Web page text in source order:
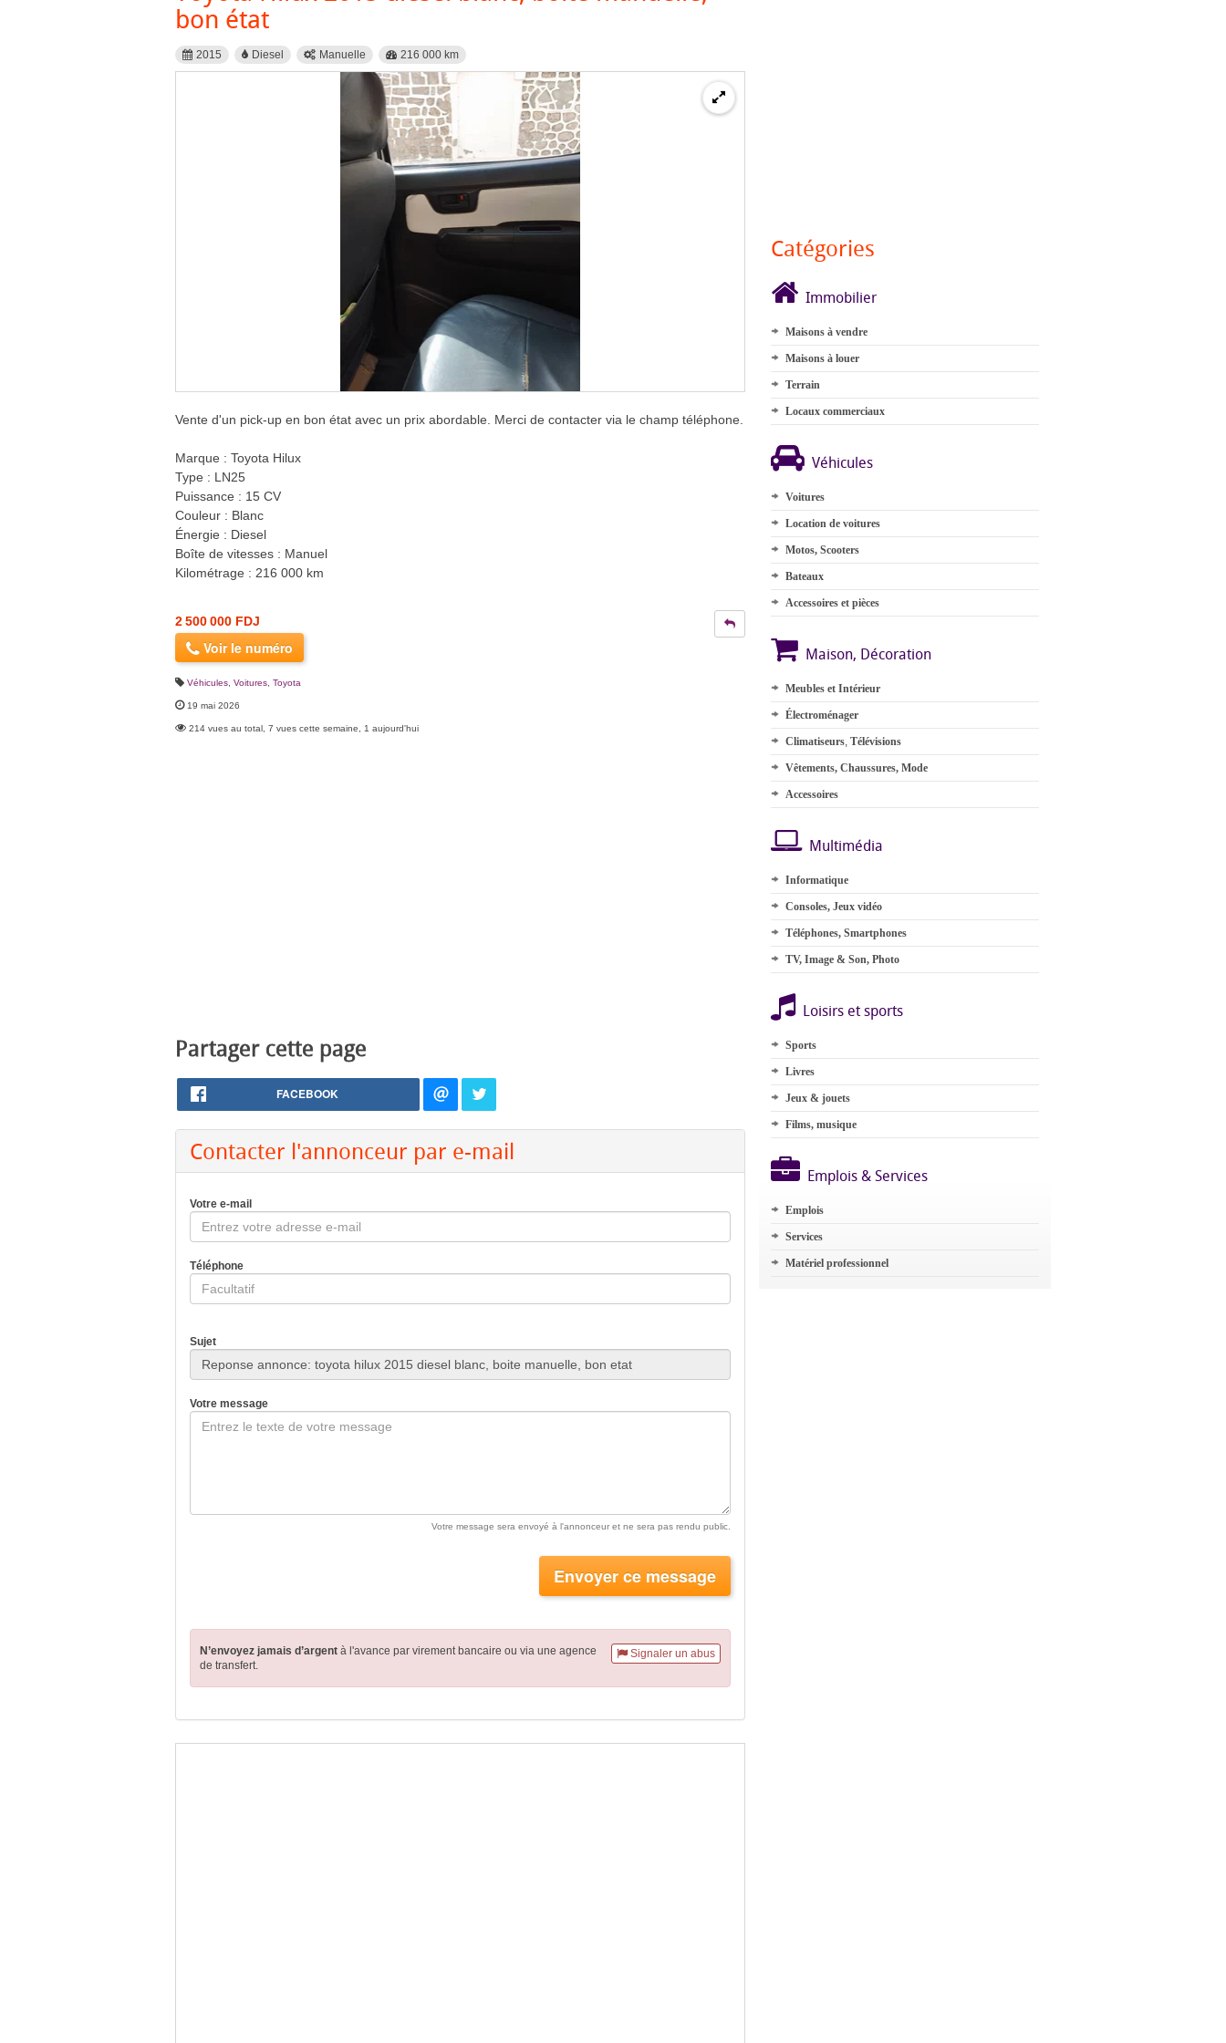
bon état
2015 Diesel Manuelle 216 000 km
Vente d'un pick-up en bon état avec un prix abordable. Merci de contacter via le champ téléphone.
Marque : Toyota Hilux
Type : LN25
Puissance : 15 CV
Couleur : Blanc
Énergie : Diesel
Boîte de vitesses : Manuel
Kilométrage : 216 000 km
2 500 000 FDJ
Voir le numéro
Véhicules Voitures Toyota
19 mai 2026
214 vues au total, 7 vues cette semaine, 1 aujourd'hui
Partager cette page
FACEBOOK
Contacter l'annonceur par e-mail
Votre e-mail
Téléphone
Sujet
Votre message
Votre message sera envoyé à l'annonceur et ne sera pas rendu public.
Envoyer ce message
Signaler un abus
N’envoyez jamais d’argent à l'avance par virement bancaire ou via une agence
de transfert.
Catégories
Immobilier
Maisons à vendre
Maisons à louer
Terrain
Locaux commerciaux
Véhicules
Voitures
Location de voitures
Motos, Scooters
Bateaux
Accessoires et pièces
Maison, Décoration
Meubles et Intérieur
Électroménager
Climatiseurs, Télévisions
Vêtements, Chaussures, Mode
Accessoires
Multimédia
Informatique
Consoles, Jeux vidéo
Téléphones, Smartphones
TV, Image & Son, Photo
Loisirs et sports
Sports
Livres
Jeux & jouets
Films, musique
Emplois & Services
Emplois
Services
Matériel professionnel